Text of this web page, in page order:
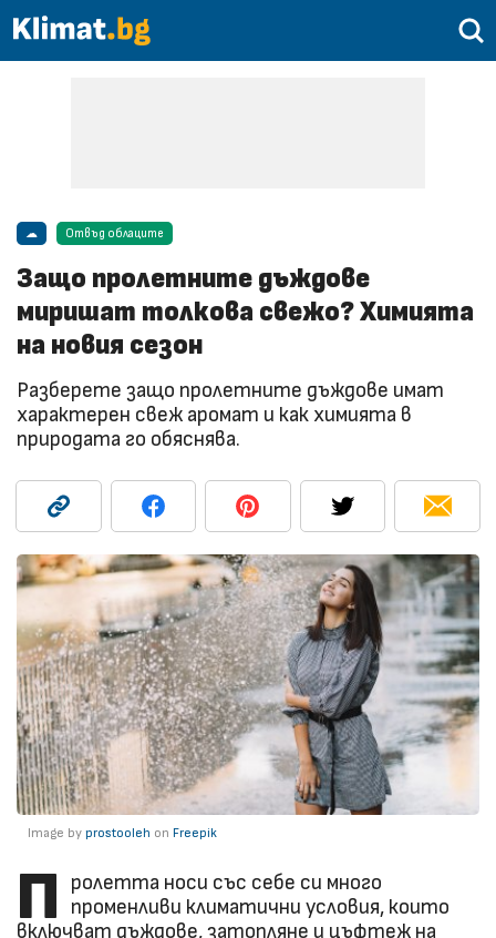
☁ Отвъд облаците
Защо пролетните дъждове
миришат толкова свежо? Химията
на новия сезон
Разберете защо пролетните дъждове имат
характерен свеж аромат и как химията в
природата го обяснява.
Image by prostooleh on Freepik
П
ролетта носи със себе си много
променливи климатични условия, които
включват дъждове, затопляне и цъфтеж на